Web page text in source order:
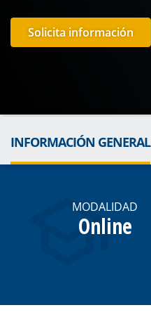
Solicita información
INFORMACIÓN GENERAL
MODALIDAD
Online